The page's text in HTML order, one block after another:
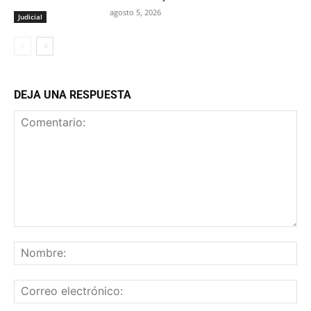
Judicial agosto 5, 2026
DEJA UNA RESPUESTA